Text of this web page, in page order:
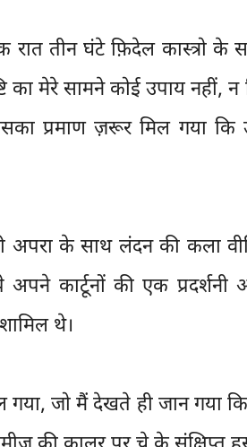
तीन घंटे फ़िदेल कास्त्रो के
का मेरे सामने कोई उपाय नहीं,
प्रमाण ज़रूर मिल गया कि
अपरा के साथ लंदन की कला
कार्टूनों की एक
थे।
गया, जो मैं देखते ही जान गया